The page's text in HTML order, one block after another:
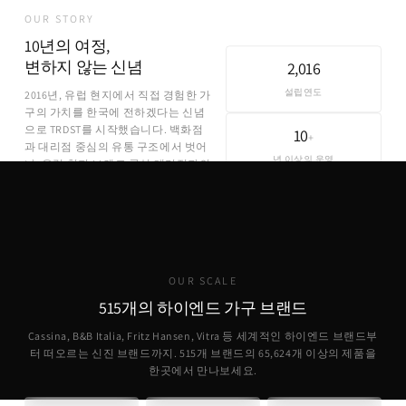
OUR STORY
10년의 여정,
변하지 않는 신념
2016년, 유럽 현지에서 직접 경험한 가
구의 가치를 한국에 전하겠다는 신념
으로 TRDST를 시작했습니다. 백화점
과 대리점 중심의 유통 구조에서 벗어
나, 유럽 현지 브랜드 공식 대리점과의
2,016
설립연도
10+
년 이상의 운영
OUR SCALE
515개의 하이엔드 가구 브랜드
Cassina, B&B Italia, Fritz Hansen, Vitra 등 세계적인 하이엔드 브랜드부
터 떠오르는 신진 브랜드까지. 515개 브랜드의65,624개 이상의 제품을
한곳에서 만나보세요.